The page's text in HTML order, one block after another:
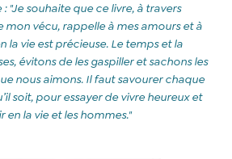
"Je souhaite que ce livre, à travers
mon vécu, rappelle à mes amours et à
la vie est précieuse. Le temps et la
évitons de les gaspiller et sachons les
nous aimons. Il faut savourer chaque
soit, pour essayer de vivre heureux et
la vie et les hommes."